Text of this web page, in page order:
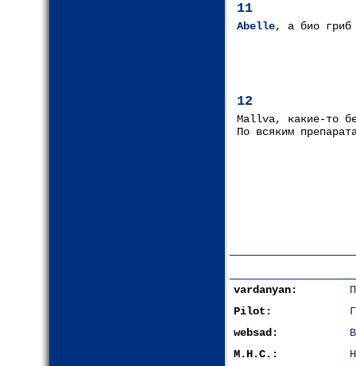
11
Abelle, а био гриб
12
Mallva, какие-то
По всяким
vardanyan:
Pilot:
websad:
М.Н.С.: